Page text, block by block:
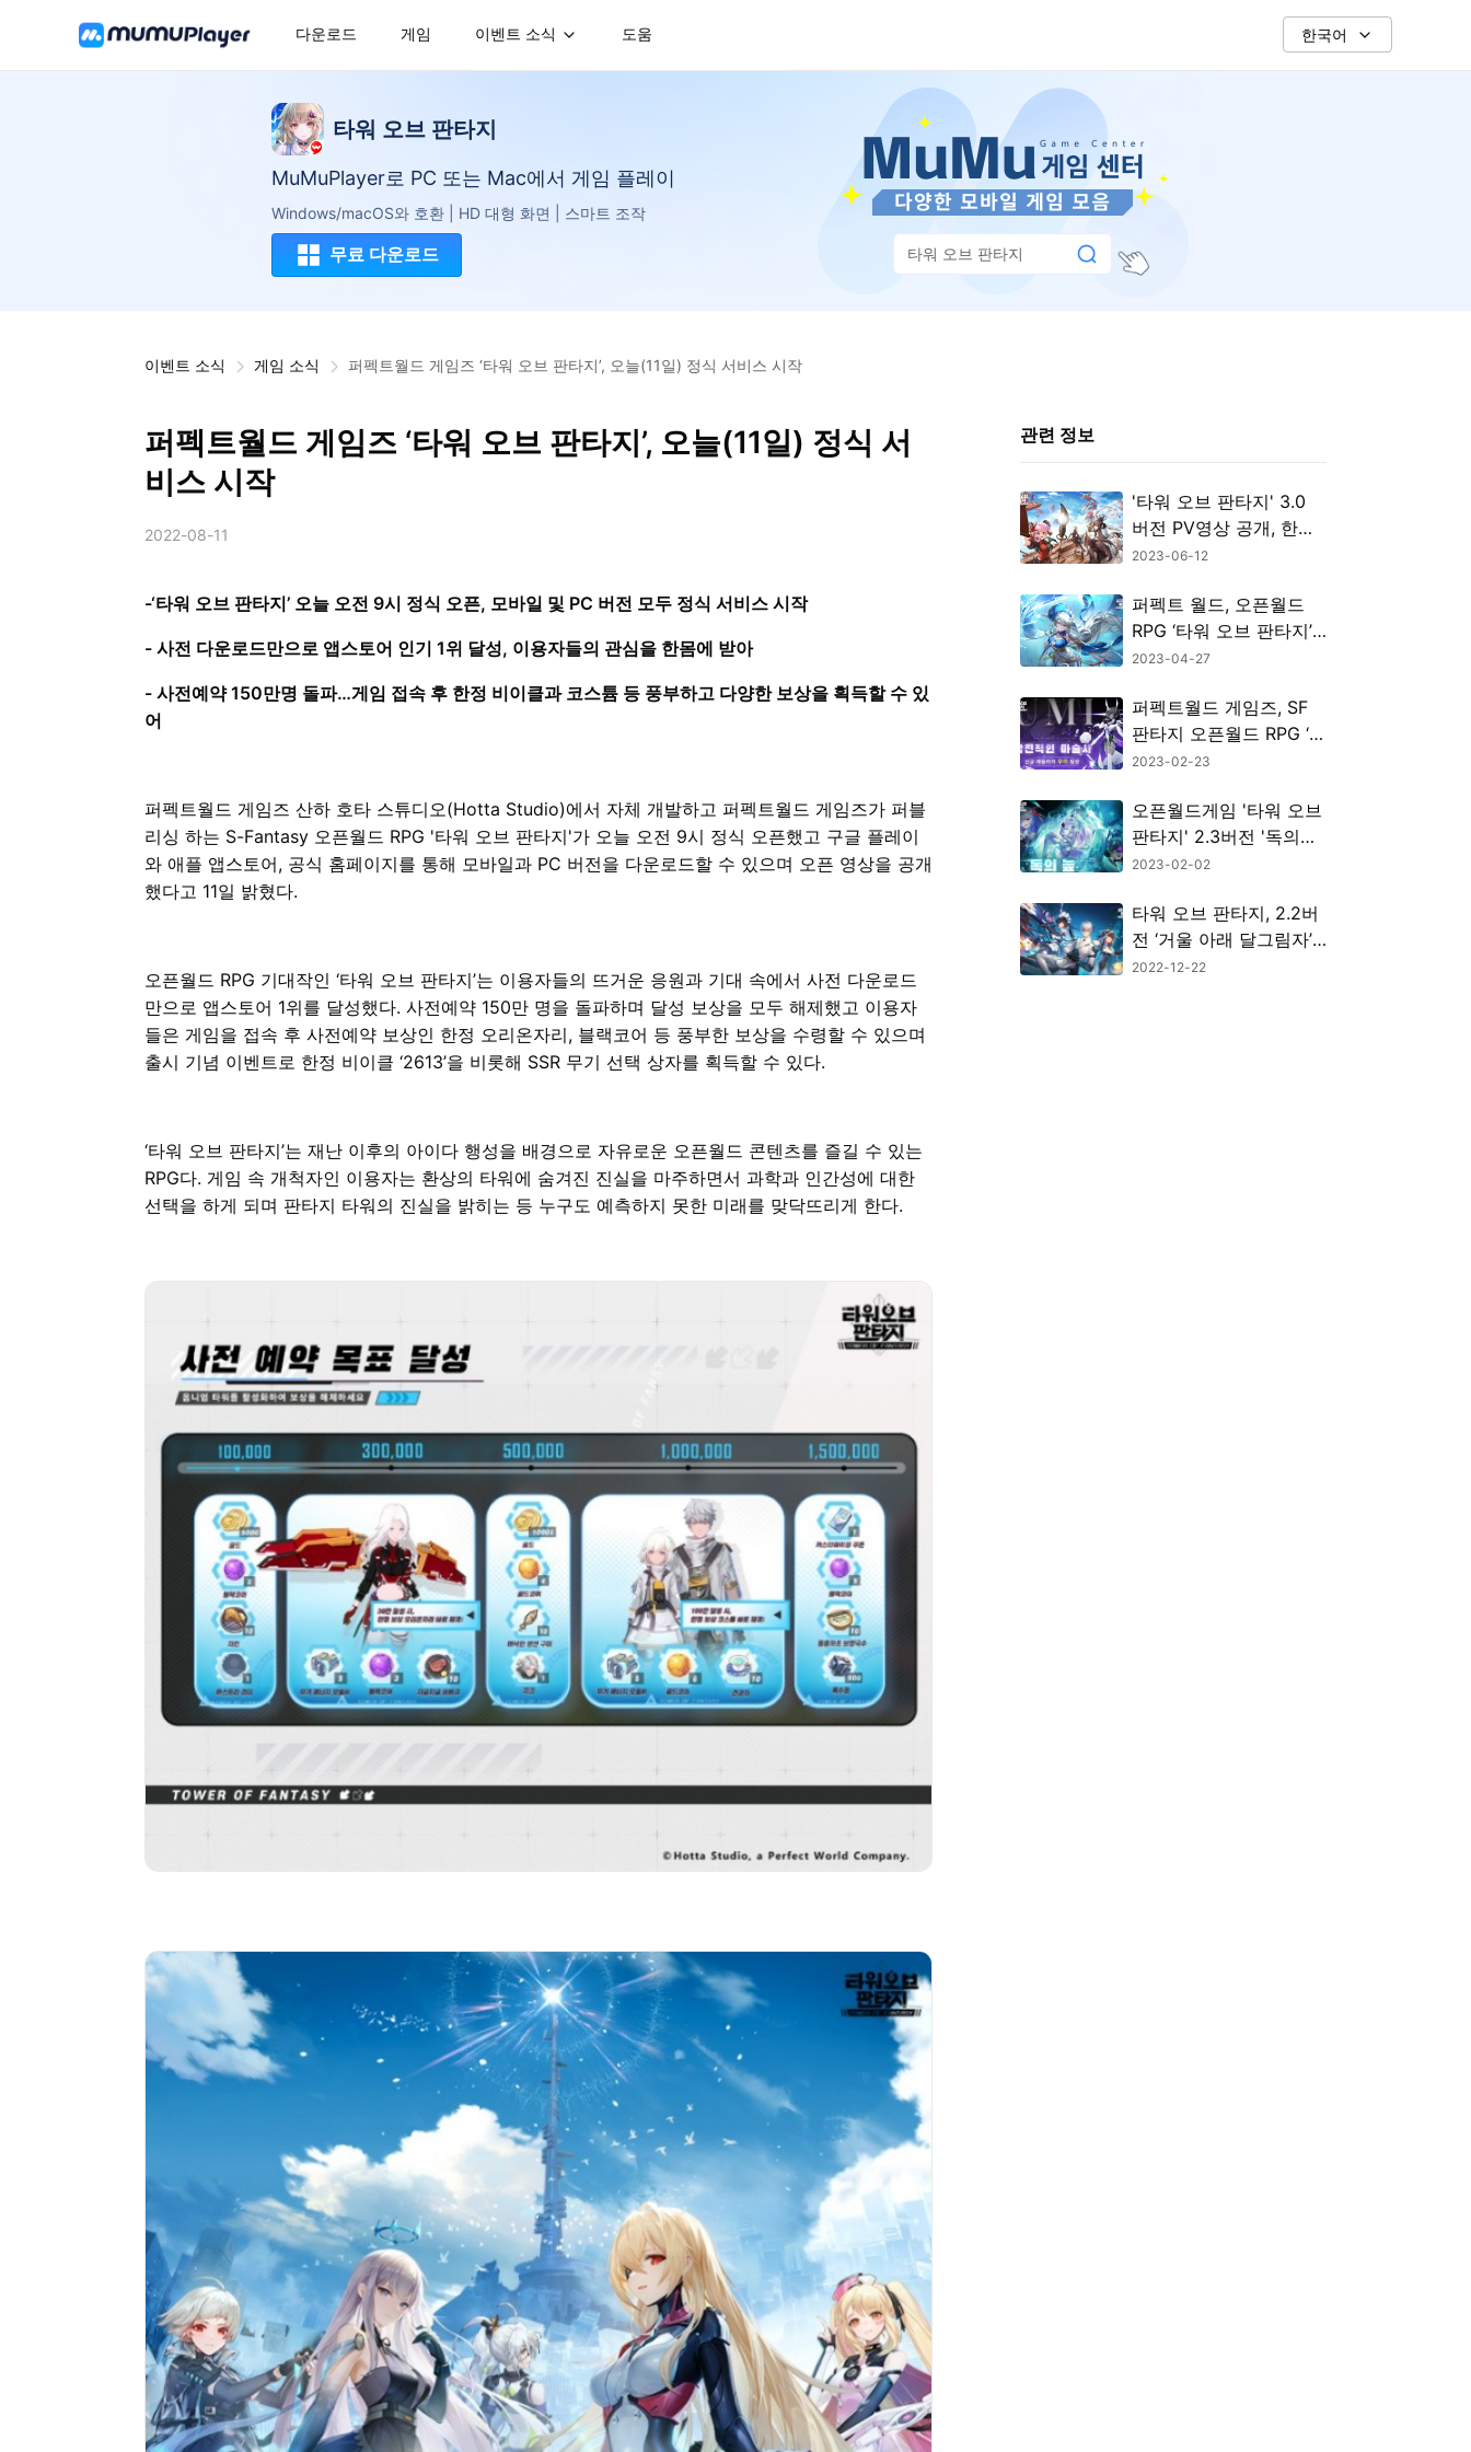
다운로드 게임 이벤트 소식 도움 한국어
타워 오브 판타지
MuMuPlayer로 PC 또는 Mac에서 게임 플레이
Windows/macOS와 호환 | HD 대형 화면 | 스마트 조작
무료 다운로드 타워 오브 판타지
이벤트 소식 게임 소식 퍼펙트월드 게임즈 ‘타워 오브 판타지’, 오늘(11일) 정식 서비스 시작
퍼펙트월드 게임즈 ‘타워 오브 판타지’, 오늘(11일) 정식 서
비스 시작
2022-08-11
-‘타워 오브 판타지’ 오늘 오전 9시 정식 오픈, 모바일 및 PC 버전 모두 정식 서비스 시작
- 사전 다운로드만으로 앱스토어 인기 1위 달성, 이용자들의 관심을 한몸에 받아
- 사전예약 150만명 돌파…게임 접속 후 한정 비이클과 코스튬 등 풍부하고 다양한 보상을 획득할 수 있
어
퍼펙트월드 게임즈 산하 호타 스튜디오(Hotta Studio)에서 자체 개발하고 퍼펙트월드 게임즈가 퍼블
리싱 하는 S-Fantasy 오픈월드 RPG '타워 오브 판타지'가 오늘 오전 9시 정식 오픈했고 구글 플레이
와 애플 앱스토어, 공식 홈페이지를 통해 모바일과 PC 버전을 다운로드할 수 있으며 오픈 영상을 공개
했다고 11일 밝혔다.
오픈월드 RPG 기대작인 ‘타워 오브 판타지’는 이용자들의 뜨거운 응원과 기대 속에서 사전 다운로드
만으로 앱스토어 1위를 달성했다. 사전예약 150만 명을 돌파하며 달성 보상을 모두 해제했고 이용자
들은 게임을 접속 후 사전예약 보상인 한정 오리온자리, 블랙코어 등 풍부한 보상을 수령할 수 있으며
출시 기념 이벤트로 한정 비이클 ‘2613’을 비롯해 SSR 무기 선택 상자를 획득할 수 있다.
‘타워 오브 판타지’는 재난 이후의 아이다 행성을 배경으로 자유로운 오픈월드 콘텐츠를 즐길 수 있는
RPG다. 게임 속 개척자인 이용자는 환상의 타워에 숨겨진 진실을 마주하면서 과학과 인간성에 대한
선택을 하게 되며 판타지 타워의 진실을 밝히는 등 누구도 예측하지 못한 미래를 맞닥뜨리게 한다.
관련 정보
'타워 오브 판타지' 3.0
버전 PV영상 공개, 한정
사전등록 이벤트 동시 진
2023-06-12
퍼펙트 월드, 오픈월드
RPG ‘타워 오브 판타지’
침착한 이너스의 령주 피
2023-04-27
퍼펙트월드 게임즈, SF
판타지 오픈월드 RPG ‘타
워 오브 판타지’ 신규 레
2023-02-23
오픈월드게임 '타워 오브
판타지' 2.3버전 '독의
늪' 업데이트
2023-02-02
타워 오브 판타지, 2.2버
전 ‘거울 아래 달그림자’
업데이트 실시
2022-12-22